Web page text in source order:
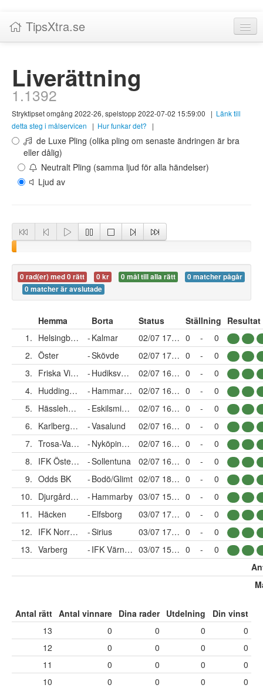
TipsXtra.se
Tabeller
Livescore!
Tipsförslag
Statistik
Liverättning
Om TipsXtra.se
Liverättning
1.1392
Stryktipset omgång 2022-26, spelstopp 2022-07-02 15:59:00 | Länk till
detta steg i målservicen
| Hur funkar det? |
de Luxe Pling (olika pling om senaste ändringen är bra
eller dålig)
Neutralt Pling (samma ljud för alla händelser)
Ljud av
0 rad(er) med 0 rätt 0 kr 0 mål till alla rätt
0 matcher pågår
0 matcher är avslutade
Hemma Borta Status Ställning Resultat
1.
Helsingborg -Kalmar 02/07 17:30 0 -
0
2. Öster -Skövde 02/07 17:00 0 -
0
3.
Friska Viljor FC - Hudiksvalls FF 02/07 16:00 0 -
0
4.
Huddinge IF - Hammarby TFF 02/07 16:00 0 -
0
5.
Hässleholms IF - Eskilsminne IF 02/07 16:00 0 -
0
6.
Karlbergs BK -Vasalund 02/07 16:00 0 -
0
7.
Trosa-Vagnhärad SK - Nyköpings BIS 02/07 16:00 0 -
0
8.
IFK Österåker -Sollentuna 02/07 16:00 0 -
0
9. Odds BK -Bodö/Glimt 02/07 18:00 0 -
0
10.
Djurgården -Hammarby 03/07 15:00 0 -
0
11. Häcken -Elfsborg 03/07 17:30 0 -
0
12.
IFK Norrköping -Sirius 03/07 17:30 0 -
0
13. Varberg - IFK Värnamo 03/07 15:00 0 -
0
Antal rätt Antal vinnare Dina rader Utdelning
Din vinst
13
0 0 0
0
12
0 0 0
0
11
0 0 0
0
10
0 0 0
0